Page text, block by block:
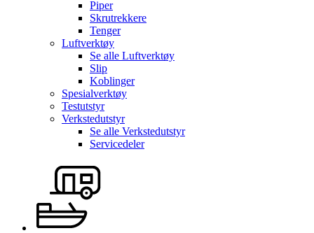
Piper
Skrutrekkere
Tenger
Luftverktøy
Se alle Luftverktøy
Slip
Koblinger
Spesialverktøy
Testutstyr
Verkstedutstyr
Se alle Verkstedutstyr
Servicedeler